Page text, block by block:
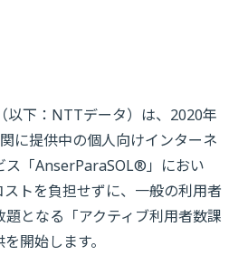
以下：NTTデータ）は、2020年
に提供中の個人向けインターネ
ス「AnserParaSOL®」におい
トを負担せずに、一般の利用者
となる「アクティブ利用者数課
開始します。